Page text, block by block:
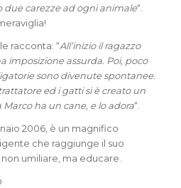
due carezze ad ogni animale“.
racconta: “All’inizio il ragazzo
imposizione assurda. Poi, poco
sono divenute spontanee.
ed i gatti si è creato un
ha un cane, e lo adora“.
2006, è un magnifico
che raggiunge il suo
umiliare, ma educare.